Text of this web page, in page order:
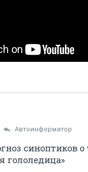
Автоинформатор
синоптиков о
гололедица»